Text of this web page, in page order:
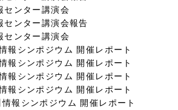
センター講演会
センター講演会報告
センター講演会
報シンポジウム 開催レポート
報シンポジウム 開催レポート
報シンポジウム 開催レポート
報シンポジウム 開催レポート
報シンポジウム 開催レポート